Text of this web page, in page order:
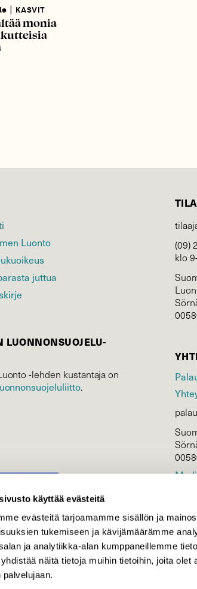
käyttää evästeitä
evästeitä tarjoamamme sisällön ja
tukemiseen ja kävijämäärämme
ja analytiikka-alan kumppaneillemme
näitä tietoja muihin tietoihin, joita
palvelujaan.
KASVIT
monia
Luonto
juttua
LUONNON­SUOJELU­
-lehden kustantaja on
.
(09)
klo